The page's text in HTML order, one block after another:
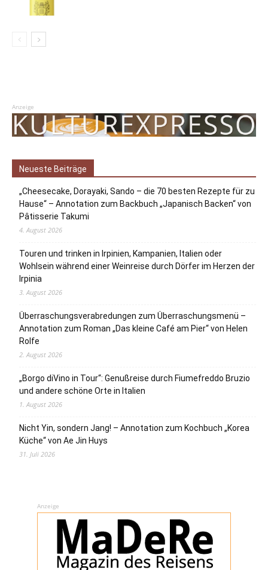
Anzeige
Neueste Beiträge
„Cheesecake, Dorayaki, Sando – die 70 besten Rezepte für zu
Hause“ – Annotation zum Backbuch „Japanisch Backen“ von
Pâtisserie Takumi
4. August 2026
Touren und trinken in Irpinien, Kampanien, Italien oder
Wohlsein während einer Weinreise durch Dörfer im Herzen der
Irpinia
3. August 2026
Überraschungsverabredungen zum Überraschungsmenü –
Annotation zum Roman „Das kleine Café am Pier“ von Helen
Rolfe
2. August 2026
„Borgo diVino in Tour“: Genußreise durch Fiumefreddo Bruzio
und andere schöne Orte in Italien
1. August 2026
Nicht Yin, sondern Jang! – Annotation zum Kochbuch „Korea
Küche“ von Ae Jin Huys
31. Juli 2026
Anzeige